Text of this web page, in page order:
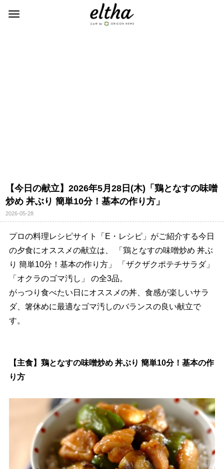
【今日の献立】2026年5月28日(木)「鶏となすの味噌
炒め 丼ぶり 簡単10分！基本の作り方」
2026-05-28
プロの料理レシピサイト「E・レシピ」がご紹介する今日
の夕食にオススメの献立は、 「鶏となすの味噌炒め 丼ぶ
り 簡単10分！基本の作り方」 「ザクザクポテチサラダ」
「オクラのゴマ汚し」 の全3品。
がっつり食べたい日にオススメの丼、食感が楽しいサラ
ダ、箸休めに最適なゴマ汚しのバランスの良い献立で
す。
【主食】鶏となすの味噌炒め 丼ぶり 簡単10分！基本の作
り方